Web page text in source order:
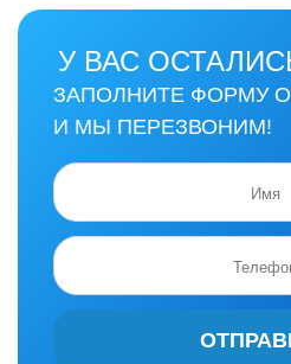
У ВАС
ЗАПОЛНИТЕ ФОРМУ
И МЫ ПЕРЕЗВОНИМ!